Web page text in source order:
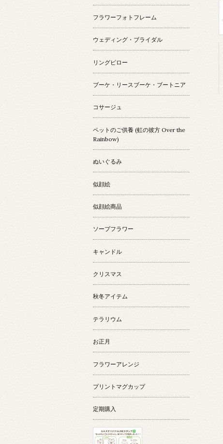
フラワーフォトフレーム
ウェディング・ブライダル
リングピロー
ブーケ・リースブーケ・ブートニア
コサージュ
ペットのご供養 (虹の彼方 Over the
Rainbow)
ぬいぐるみ
似顔絵
似顔絵商品
ソープフラワー
キャンドル
クリスマス
秋冬アイテム
テラリウム
お正月
フラワーアレンジ
プリントマグカップ
定期購入